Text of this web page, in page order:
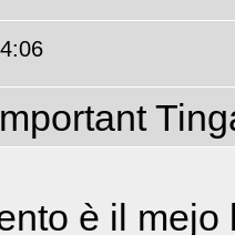
è il mejo